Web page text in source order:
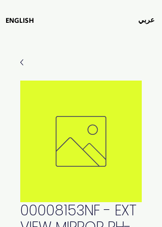
عربي ENGLISH
00008153NF - EXT